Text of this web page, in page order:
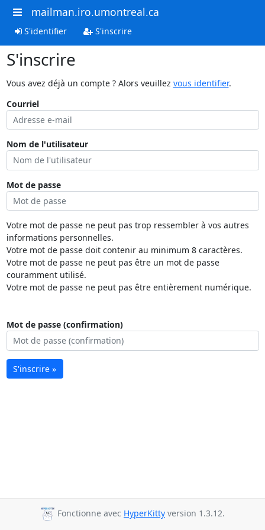
mailman.iro.umontreal.ca
S'identifier S'inscrire
S'inscrire
Vous avez déjà un compte ? Alors veuillez vous identifier.
Courriel
Nom de l'utilisateur
Mot de passe
Votre mot de passe ne peut pas trop ressembler à vos autres
informations personnelles.
Votre mot de passe doit contenir au minimum 8 caractères.
Votre mot de passe ne peut pas être un mot de passe
couramment utilisé.
Votre mot de passe ne peut pas être entièrement numérique.
Mot de passe (confirmation)
S'inscrire »
Fonctionne avec HyperKitty version 1.3.12.